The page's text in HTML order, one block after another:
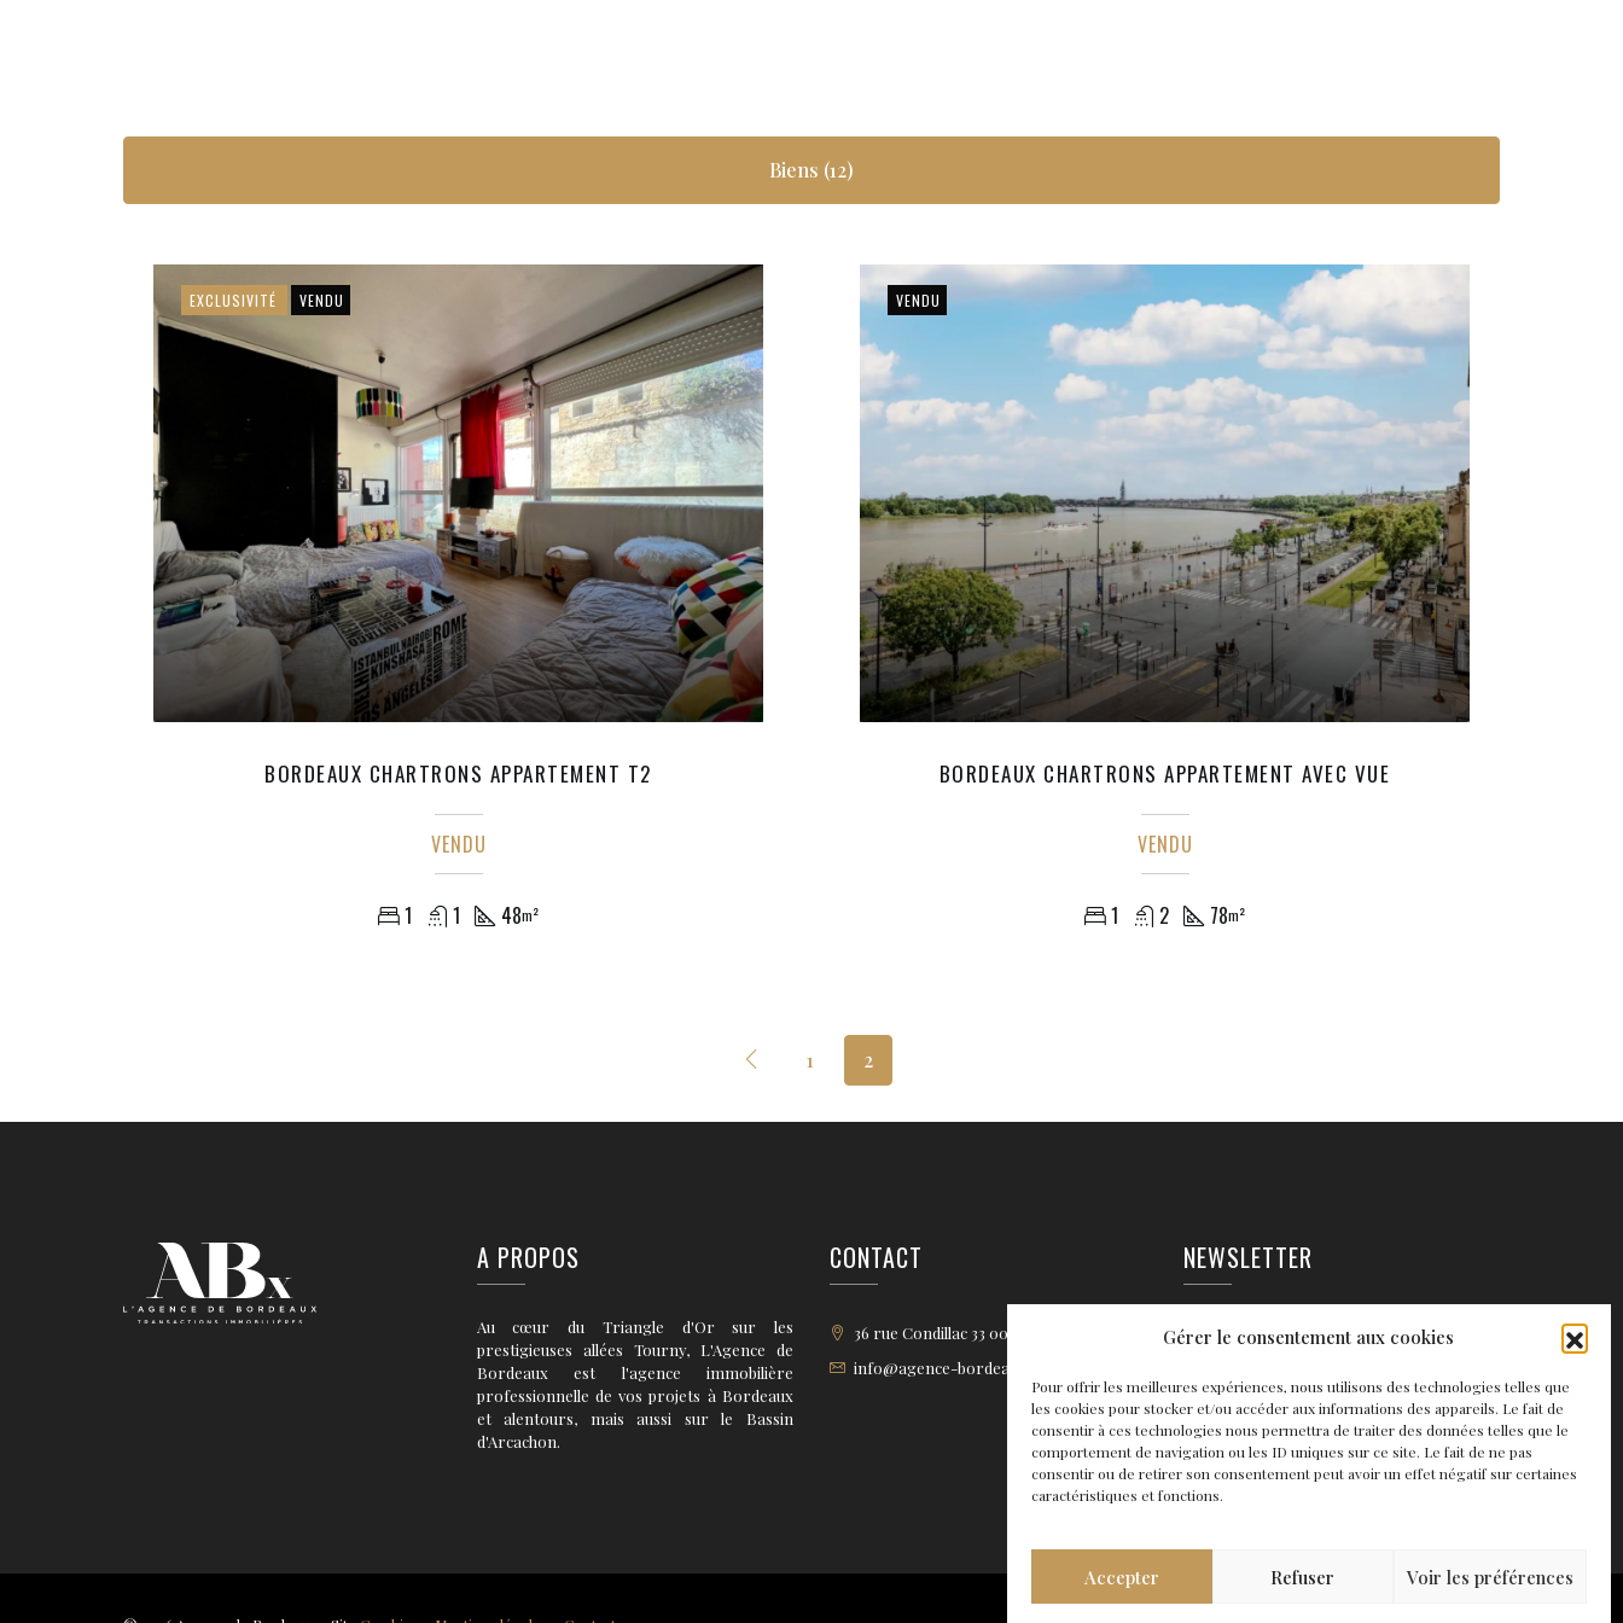
Gérer le consentement aux cookies
Pour offrir les meilleures expériences, nous utilisons des technologies telles que
les cookies pour stocker et/ou accéder aux informations des appareils. Le fait de
consentir à ces technologies nous permettra de traiter des données telles que le
comportement de navigation ou les ID uniques sur ce site. Le fait de ne pas
consentir ou de retirer son consentement peut avoir un effet négatif sur certaines
caractéristiques et fonctions.
Accepter Refuser Voir les préférences
Biens (12)
EXCLUSIVITÉ VENDU
BORDEAUX CHARTRONS APPARTEMENT T2
VENDU
1 1 48m²
VENDU
BORDEAUX CHARTRONS APPARTEMENT AVEC VUE
VENDU
1 2 78m²
1 2
A PROPOS
Au cœur du Triangle d'Or sur les
prestigieuses allées Tourny, L'Agence de
Bordeaux est l'agence immobilière
professionnelle de vos projets à Bordeaux
et alentours, mais aussi sur le Bassin
d'Arcachon.
CONTACT
36 rue Condillac 33 000 BORDEAUX
info@agence-bordeaux.fr
NEWSLETTER